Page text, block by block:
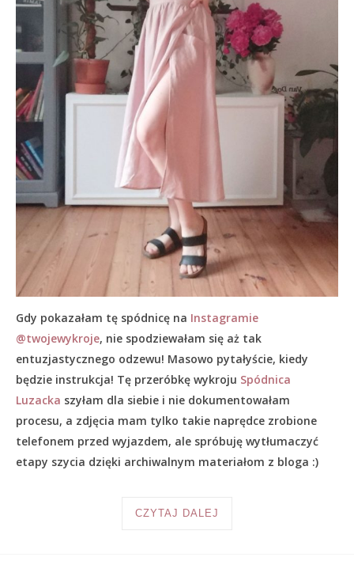
Gdy pokazałam tę spódnicę na Instagramie
@twojewykroje, nie spodziewałam się aż tak
entuzjastycznego odzewu! Masowo pytałyście, kiedy
będzie instrukcja! Tę przeróbkę wykroju Spódnica
Luzacka szyłam dla siebie i nie dokumentowałam
procesu, a zdjęcia mam tylko takie naprędce zrobione
telefonem przed wyjazdem, ale spróbuję wytłumaczyć
etapy szycia dzięki archiwalnym materiałom z bloga :)
CZYTAJ DALEJ